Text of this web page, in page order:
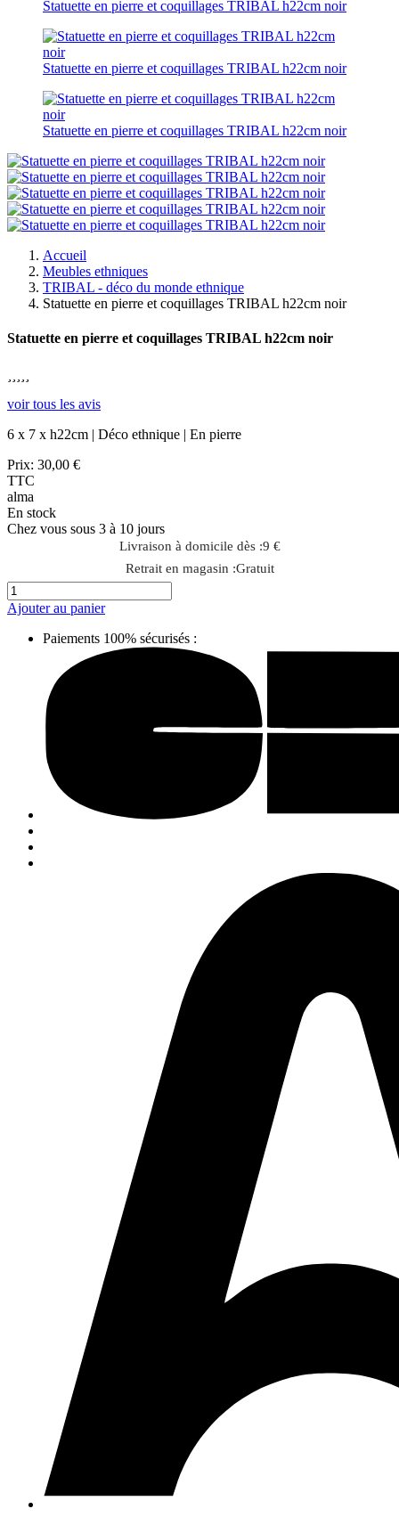
Statuette en pierre et coquillages TRIBAL h22cm noir
Statuette en pierre et coquillages TRIBAL h22cm noir
Statuette en pierre et coquillages TRIBAL h22cm noir
Accueil
Meubles ethniques
TRIBAL - déco du monde ethnique
Statuette en pierre et coquillages TRIBAL h22cm noir
Statuette en pierre et coquillages TRIBAL h22cm noir
voir tous les avis
6 x 7 x h22cm | Déco ethnique | En pierre
Prix: 30,00 €
TTC
alma
En stock
Chez vous sous 3 à 10 jours
Livraison à domicile dès :9 €
Retrait en magasin :Gratuit
Ajouter au panier
Paiements 100% sécurisés :